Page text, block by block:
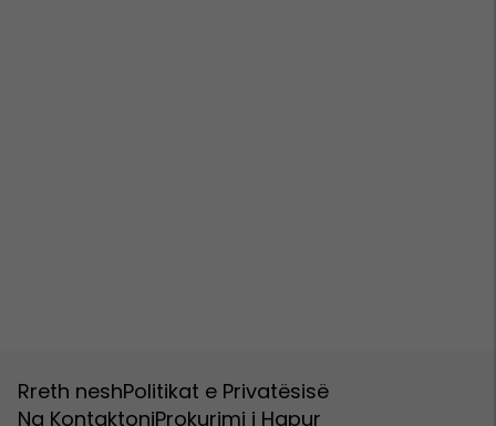
Rreth neshPolitikat e Privatësisë
Na KontaktoniProkurimi i Hapur